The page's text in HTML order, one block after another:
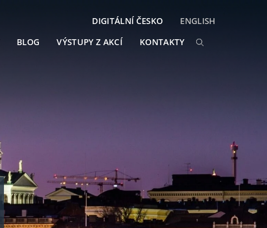
BLOG VÝSTUPY Z AKCÍ KONTAKTY
DIGITÁLNÍ ČESKO ENGLISH